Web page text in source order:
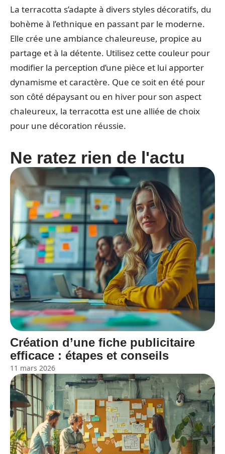
La terracotta s’adapte à divers styles décoratifs, du
bohème à l’ethnique en passant par le moderne.
Elle crée une ambiance chaleureuse, propice au
partage et à la détente. Utilisez cette couleur pour
modifier la perception d’une pièce et lui apporter
dynamisme et caractère. Que ce soit en été pour
son côté dépaysant ou en hiver pour son aspect
chaleureux, la terracotta est une alliée de choix
pour une décoration réussie.
Ne ratez rien de l'actu
Création d’une fiche publicitaire
efficace : étapes et conseils
11 mars 2026